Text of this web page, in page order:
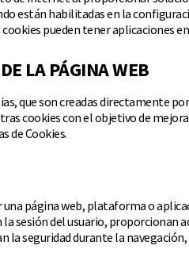
están habilitadas en la
pueden tener aplicaciones
LA PÁGINA WEB
que son creadas directamente
cookies con el objetivo de
de Cookies.
página web, plataforma o
del usuario, proporcionan
la seguridad durante la